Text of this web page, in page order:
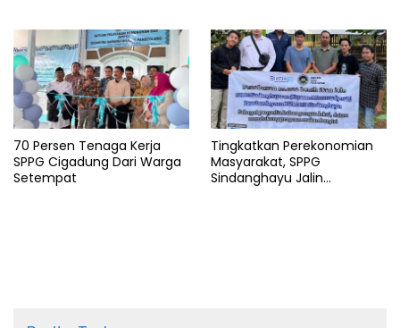
70 Persen Tenaga Kerja
SPPG Cigadung Dari Warga
Setempat
Tingkatkan Perekonomian
Masyarakat, SPPG
Sindanghayu Jalin